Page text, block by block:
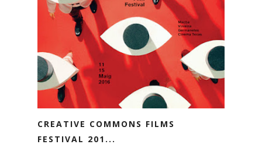
CREATIVE COMMONS FILMS
FESTIVAL 201...